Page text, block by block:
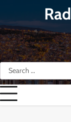
content
Search
for: